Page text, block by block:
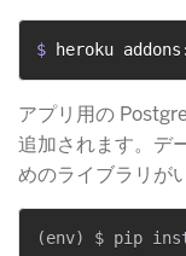
$ heroku
アプリ用の
追加されます。デ
めのライブラリが